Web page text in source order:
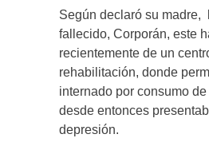
Según declaró su madre,
fallecido, Corporán, este
recientemente de un
rehabilitación, donde
internado por consumo
desde entonces
depresión.